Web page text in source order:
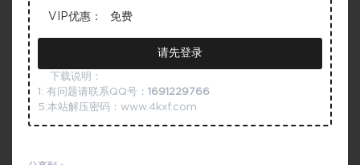
VIP优惠： 免费
请先登录
下载说明：
1: 有问题请联系QQ号： 1691229766
5:本站解压密码：www.4kxf.com